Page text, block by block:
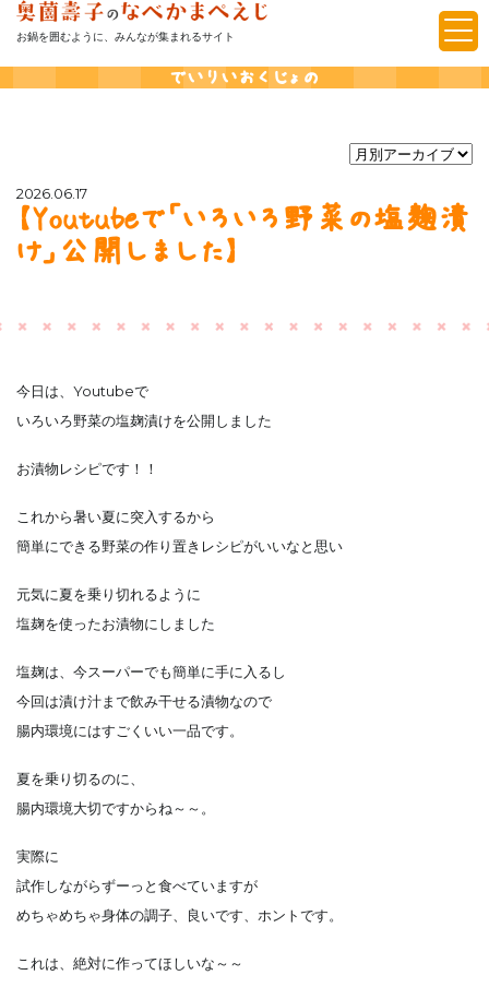
お鍋を囲むように、みんなが集まれるサイト
でいりいおくじょの
2026.06.17
【Youtubeで「いろいろ野菜の塩麹漬
け」公開しました】
今日は、Youtubeで
いろいろ野菜の塩麹漬けを公開しました
お漬物レシピです！！
これから暑い夏に突入するから
簡単にできる野菜の作り置きレシピがいいなと思い
元気に夏を乗り切れるように
塩麹を使ったお漬物にしました
塩麹は、今スーパーでも簡単に手に入るし
今回は漬け汁まで飲み干せる漬物なので
腸内環境にはすごくいい一品です。
夏を乗り切るのに、
腸内環境大切ですからね～～。
実際に
試作しながらずーっと食べていますが
めちゃめちゃ身体の調子、良いです、ホントです。
これは、絶対に作ってほしいな～～